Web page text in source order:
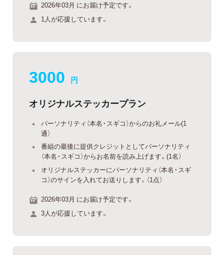
2026年03月 にお届け予定です。
1人が応援しています。
3000 円
オリジナルステッカープラン
パーソナリティ（本名・スギコ）からのお礼メール(1
通）
番組の最後に提供クレジットとしてパーソナリティ
（本名・スギコ）からお名前を読み上げます。(1名）
オリジナルステッカーにパーソナリティ（本名・スギ
コ）のサインを入れてお送りします。（1点）
2026年03月 にお届け予定です。
3人が応援しています。